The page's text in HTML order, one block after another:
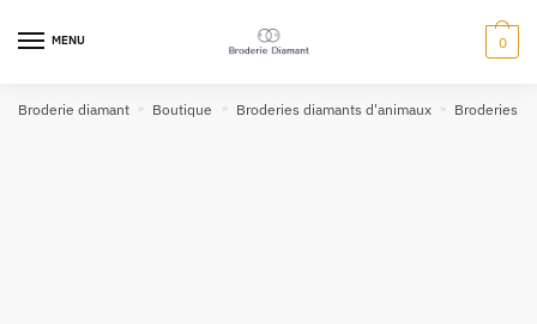
MENU 0
Broderie diamant » Boutique Broderies diamants d'animaux » Broderies